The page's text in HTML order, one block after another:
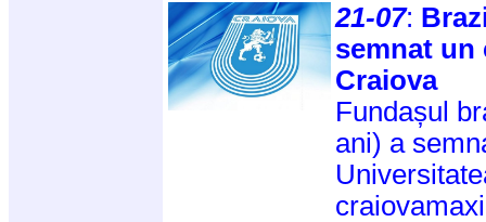
21-07:
semnat un
Craiova
Fundașul
ani) a